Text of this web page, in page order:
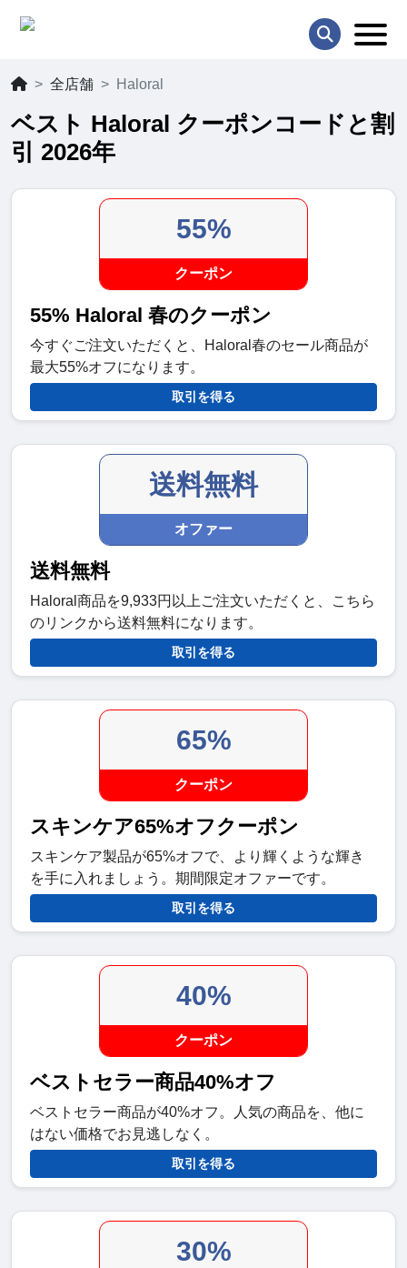
全店舗 Haloral
ベスト Haloral クーポンコードと割
引 2026年
55%
クーポン
55% Haloral 春のクーポン
今すぐご注文いただくと、Haloral春のセール商品が
最大55%オフになります。
取引を得る
送料無料
オファー
送料無料
Haloral商品を9,933円以上ご注文いただくと、こちら
のリンクから送料無料になります。
取引を得る
65%
クーポン
スキンケア65%オフクーポン
スキンケア製品が65%オフで、より輝くような輝き
を手に入れましょう。期間限定オファーです。
取引を得る
40%
クーポン
ベストセラー商品40%オフ
ベストセラー商品が40%オフ。人気の商品を、他に
はない価格でお見逃しなく。
取引を得る
30%